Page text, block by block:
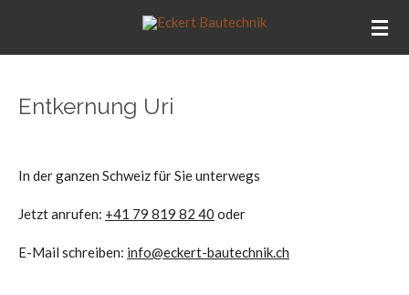
Entkernung Uri
In der ganzen Schweiz für Sie unterwegs
Jetzt anrufen: +41 79 819 82 40 oder
E-Mail schreiben: info@eckert-bautechnik.ch